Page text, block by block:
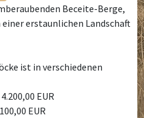
Beceite-Berge,
erstaunlichen Landschaft
ist in verschiedenen
EUR
EUR